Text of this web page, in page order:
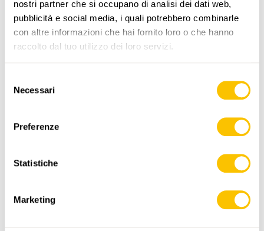
nostri partner che si occupano di analisi dei dati web,
pubblicità e social media, i quali potrebbero combinarle
con altre informazioni che hai fornito loro o che hanno
raccolto dal tuo utilizzo dei loro servizi.
delNecessari
Preferenze
Statistiche
Marketing
Dati:
swisstopo
www.sentieri-svizzeri.ch